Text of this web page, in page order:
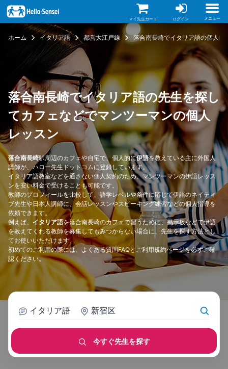
イ
ン
コ
マイ先生カート ログイン メニュー
ホーム イタリア語 都営大江戸線 落合南長崎でイタリア語の個人レ
落合南長崎でイタリア語の先生を探し
てカフェなどでマンツーマンの個人
レッスン
落合南長崎駅周辺のカフェや自宅で、個人的に伊語を教えている主に外国人
講師が、ハロー先生ドットコムに登録しています。
イタリア語教室などを通さない個人契約のため、マンツーマンの伊語レッス
ンを安い料金で受けることも可能です。
教師のプロフィールを比較して、語学レベルや条件に応じて伊語のネイティ
ブ先生や日本人講師に、会話レッスンやスピーキング練習などの個人指導を
依頼できます。
例えば、 イタリア語を落合南長崎のカフェで習うために、掲示板などで伊語
を教えてくれる教師を募集してもみつからない場合に、先生を探す方法とし
てお使いいただけます。
初めてのご利用の際には、 よくある質問FAQと ご利用規約ページを必ずご確
認ください。
イタリア語 新宿区
今すぐ先生を探す